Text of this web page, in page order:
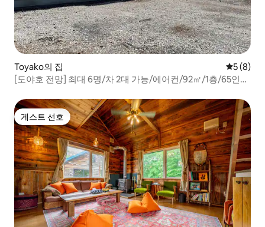
Toyako의 집 평점 5점
5 (8)
[도야호 전망] 최대 6명/차 2대 가능/에어컨/92㎡/1층/65인치
게스트 선호
게스트 선호